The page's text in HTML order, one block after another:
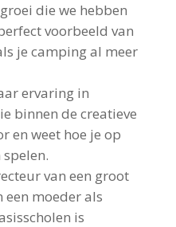
die we hebben
voorbeeld van
je camping al meer
ervaring in
binnen de creatieve
en weet hoe je op
van een groot
moeder als
is